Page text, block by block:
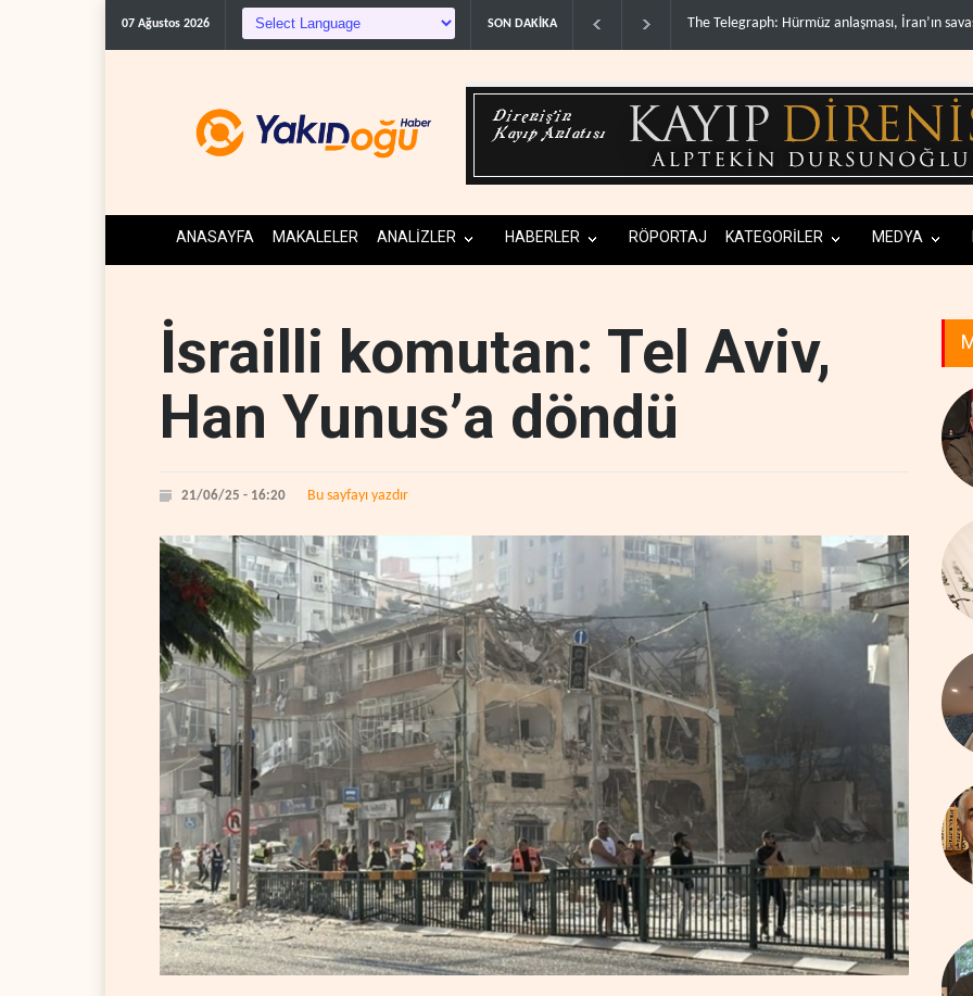
07 Ağustos 2026 SON DAKİKA
The Telegraph: Hürmüz anlaşması, İran’ın savaşı ka.. Yemen’den dengeleri değiştirecek yeni askeri
ANASAYFA MAKALELER ANALİZLER HABERLER RÖPORTAJ KATEGORİLER MEDYA
İsrailli komutan: Tel Aviv,
Han Yunus’a döndü
21/06/25 - 16:20 Bu sayfayı yazdır